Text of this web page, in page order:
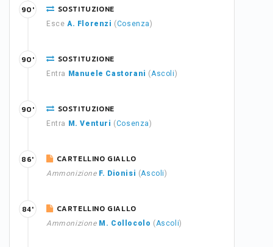
SOSTITUZIONE
Esce A. Florenzi (Cosenza)
90'
SOSTITUZIONE
Entra Manuele Castorani (Ascoli)
90'
SOSTITUZIONE
Entra M. Venturi (Cosenza)
90'
CARTELLINO GIALLO
Ammonizione F. Dionisi (Ascoli)
86'
CARTELLINO GIALLO
Ammonizione M. Collocolo (Ascoli)
84'